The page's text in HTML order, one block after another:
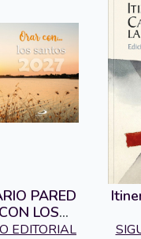
PARED
LOS
2027
EDITORIAL